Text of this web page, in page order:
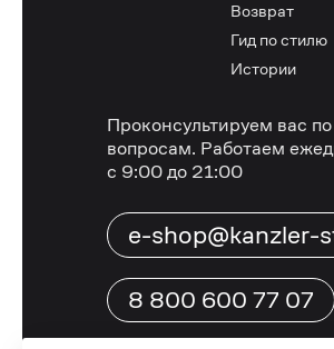
Возврат
Гид по стилю
Истории
Проконсультируем вас
вопросам. Работаем
с 9:00 до 21:00
e-shop@kanzler-
8 800 600 77 07